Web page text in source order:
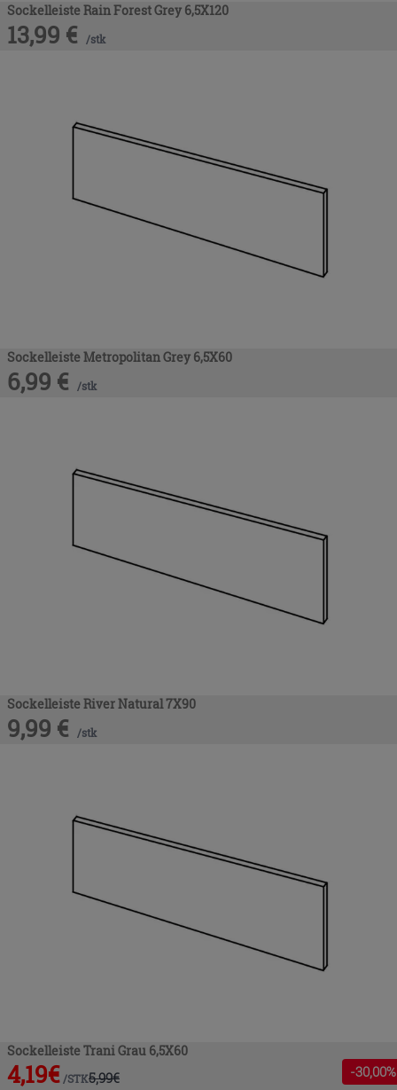
Sockelleiste Rain Forest Grey 6,5X120
13,99 € /stk
Sockelleiste Metropolitan Grey 6,5X60
6,99 € /stk
Sockelleiste River Natural 7X90
9,99 € /stk
Sockelleiste Trani Grau 6,5X60
4,19€ /STK5,99€ -30,00%